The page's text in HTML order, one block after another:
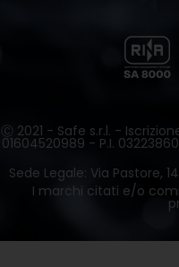
Ⓒ 2021 - Safe s.r.l. -
01604520989 - P.I.
Sede Legale: Via Pastore,
I marchi citati e/o